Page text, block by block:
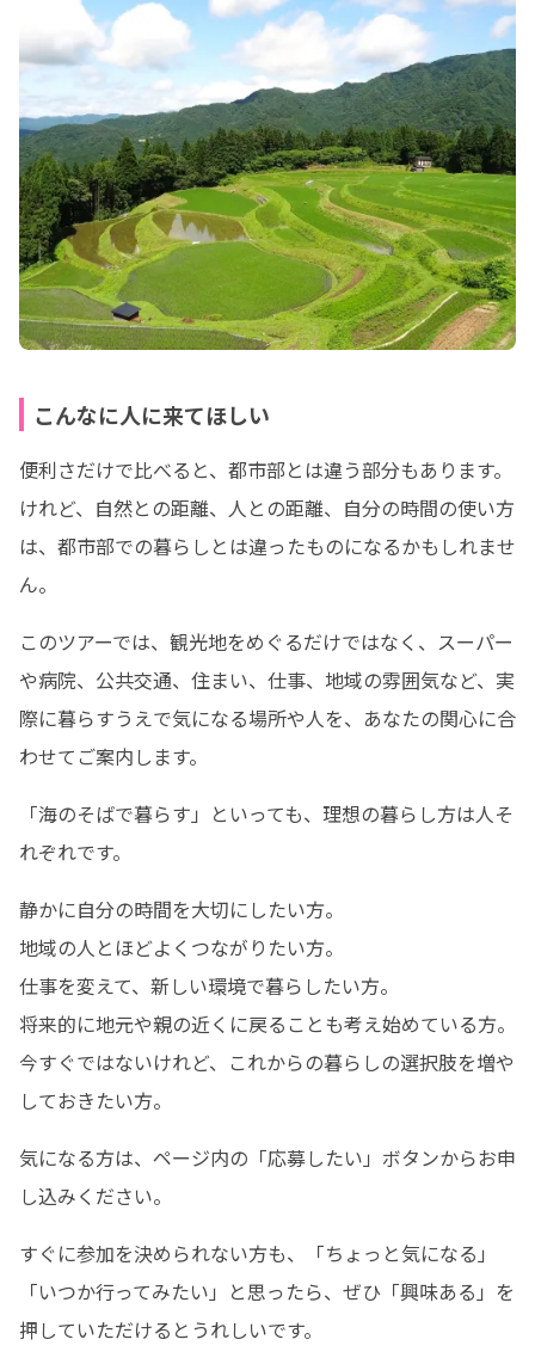
こんなに人に来てほしい
便利さだけで比べると、都市部とは違う部分もあります。
けれど、自然との距離、人との距離、自分の時間の使い方
は、都市部での暮らしとは違ったものになるかもしれませ
ん。
このツアーでは、観光地をめぐるだけではなく、スーパー
や病院、公共交通、住まい、仕事、地域の雰囲気など、実
際に暮らすうえで気になる場所や人を、あなたの関心に合
わせてご案内します。
「海のそばで暮らす」といっても、理想の暮らし方は人そ
れぞれです。
静かに自分の時間を大切にしたい方。
地域の人とほどよくつながりたい方。
仕事を変えて、新しい環境で暮らしたい方。
将来的に地元や親の近くに戻ることも考え始めている方。
今すぐではないけれど、これからの暮らしの選択肢を増や
しておきたい方。
気になる方は、ページ内の「応募したい」ボタンからお申
し込みください。
すぐに参加を決められない方も、「ちょっと気になる」
「いつか行ってみたい」と思ったら、ぜひ「興味ある」を
押していただけるとうれしいです。